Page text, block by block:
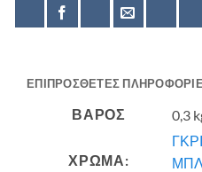
ΕΠΙΠΡΌΣΘΕΤΕΣ
ΒΆΡΟΣ 0,3
ΧΡΩΜΑ:
ΓΚΡΙ